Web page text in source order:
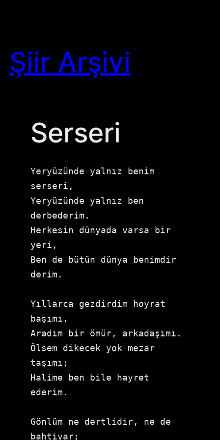
Şiir Arşivi
Serseri
Yeryüzünde yalnız benim
serseri,
Yeryüzünde yalnız ben
derbederim.
Herkesin dünyada varsa bir
yeri,
Ben de bütün dünya benimdir
derim.
Yıllarca gezdirdim hoyrat
başımı,
Aradım bir ömür, arkadaşımı.
Ölsem dikecek yok mezar
taşımı;
Halime ben bile hayret
ederim.
Gönlüm ne dertlidir, ne de
bahtiyar;